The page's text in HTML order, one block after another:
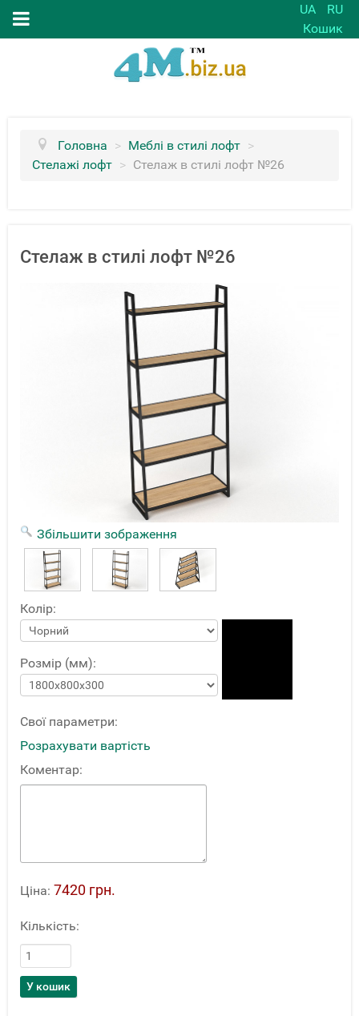
UA
RU
Кошик
Головна > Меблі в стилі лофт >
Стелажі лофт > Стелаж в стилі лофт №26
Стелаж в стилі лофт №26
Збільшити зображення
Колір:
Розмір (мм):
Свої параметри:
Розрахувати вартість
Коментар:
Ціна: 7420 грн.
Кількість: